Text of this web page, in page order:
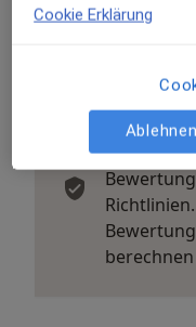
Jede
Wir
Cookie Erklärung
Ablehnen